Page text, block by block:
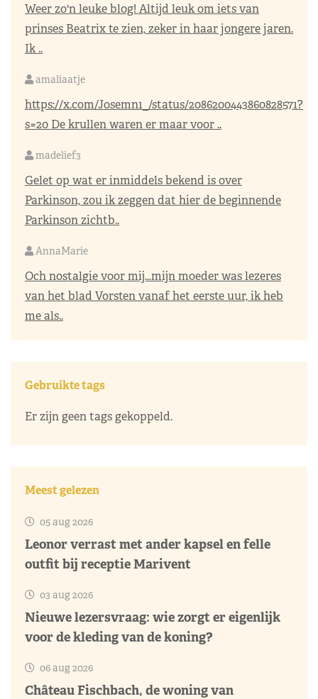
Weer zo'n leuke blog! Altijd leuk om iets van
prinses Beatrix te zien, zeker in haar jongere jaren.
Ik ..
amaliaatje
https://x.com/Josemn1_/status/2086200443860828571?
s=20 De krullen waren er maar voor ..
madelief3
Gelet op wat er inmiddels bekend is over
Parkinson, zou ik zeggen dat hier de beginnende
Parkinson zichtb..
AnnaMarie
Och nostalgie voor mij…mijn moeder was lezeres
van het blad Vorsten vanaf het eerste uur, ik heb
me als..
Gebruikte tags
Er zijn geen tags gekoppeld.
Meest gelezen
05 aug 2026
Leonor verrast met ander kapsel en felle
outfit bij receptie Marivent
03 aug 2026
Nieuwe lezersvraag: wie zorgt er eigenlijk
voor de kleding van de koning?
06 aug 2026
Château Fischbach, de woning van